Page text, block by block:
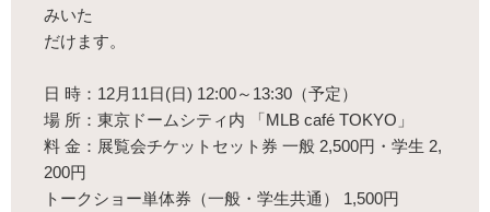
みいた
だけます。
日 時：12月11日(日) 12:00～13:30（予定）
場 所：東京ドームシティ内 「MLB café TOKYO」
料 金：展覧会チケットセット券 一般 2,500円・学生 2,
200円
トークショー単体券（一般・学生共通） 1,500円